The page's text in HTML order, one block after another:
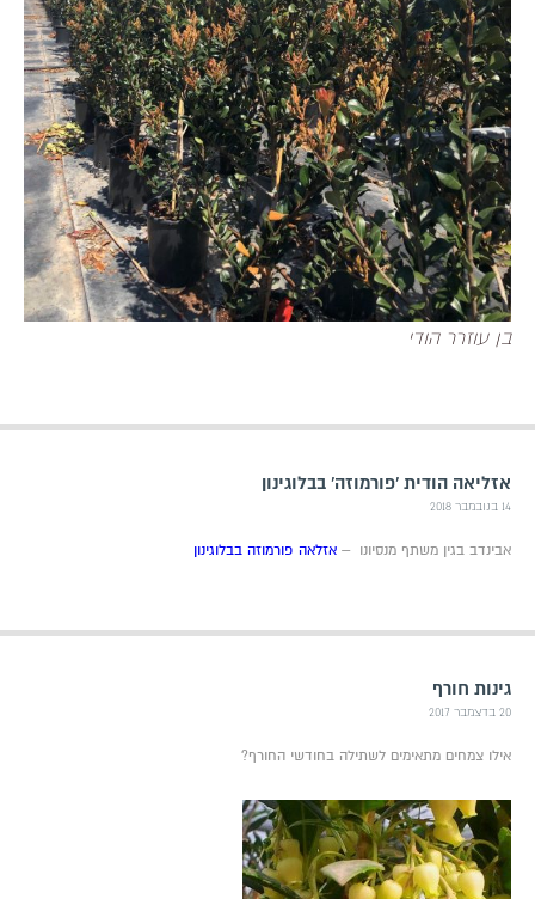
בן עוזרר הודי
אזליאה הודית 'פורמוזה' בבלוגינון
14 בנובמבר 2018
אבינדב בגין משתף מנסיונו – אזלאה פורמוזה בבלוגינון
גינות חורף
20 בדצמבר 2017
אילו צמחים מתאימים לשתילה בחודשי החורף?